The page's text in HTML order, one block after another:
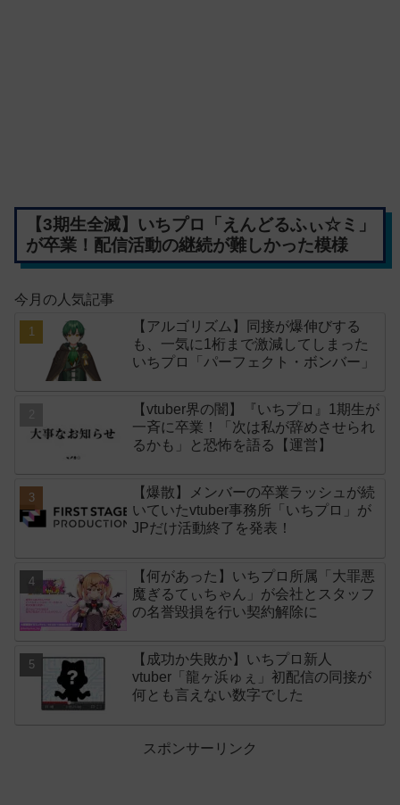
【3期生全滅】いちプロ「えんどるふぃ☆ミ」
が卒業！配信活動の継続が難しかった模様
今月の人気記事
【アルゴリズム】同接が爆伸びする
も、一気に1桁まで激減してしまった
いちプロ「パーフェクト・ボンバー」
【vtuber界の闇】『いちプロ』1期生が
一斉に卒業！「次は私が辞めさせられ
るかも」と恐怖を語る【運営】
【爆散】メンバーの卒業ラッシュが続
いていたvtuber事務所「いちプロ」が
JPだけ活動終了を発表！
【何があった】いちプロ所属「大罪悪
魔ぎるてぃちゃん」が会社とスタッフ
の名誉毀損を行い契約解除に
【成功か失敗か】いちプロ新人
vtuber「龍ヶ浜ゅぇ」初配信の同接が
何とも言えない数字でした
スポンサーリンク